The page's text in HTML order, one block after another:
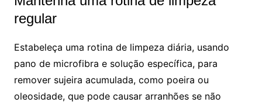
regular
Estabeleça uma rotina de limpeza diária, usando
pano de microfibra e solução específica, para
remover sujeira acumulada, como poeira ou
oleosidade, que pode causar arranhões se não